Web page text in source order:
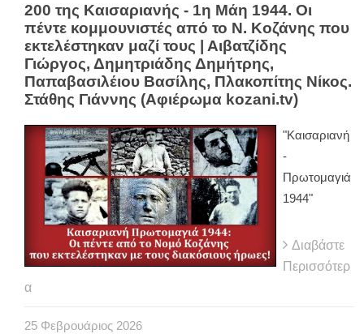
200 της Καισαριανής - 1η Μάη 1944. Οι
πέντε κομμουνιστές από το Ν. Κοζάνης που
εκτελέστηκαν μαζί τους | Αιβατζίδης
Γιώργος, Δημητριάδης Δημήτρης,
Παπαβασιλέιου Βασίλης, Πλακοπίτης Νίκος.
Στάθης Γιάννης (Αφιέρωμα kozani.tv)
"Καισαριανή
-
Πρωτομαγιά
1944"
Διαβάστε
Περισσότερ
α
25 Φεβρουάριος 2026